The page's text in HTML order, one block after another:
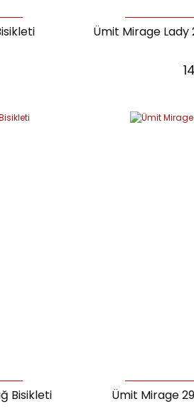
Ümit Mirage Lady
Bisikleti Ümit Mirage